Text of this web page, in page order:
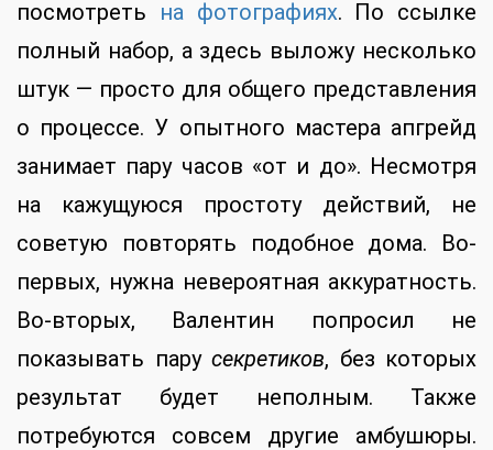
посмотреть на фотографиях. По ссылке
полный набор, а здесь выложу несколько
штук — просто для общего представления
о процессе. У опытного мастера апгрейд
занимает пару часов «от и до». Несмотря
на кажущуюся простоту действий, не
советую повторять подобное дома. Во-
первых, нужна невероятная аккуратность.
Во-вторых, Валентин попросил не
показывать пару секретиков, без которых
результат будет неполным. Также
потребуются совсем другие амбушюры.